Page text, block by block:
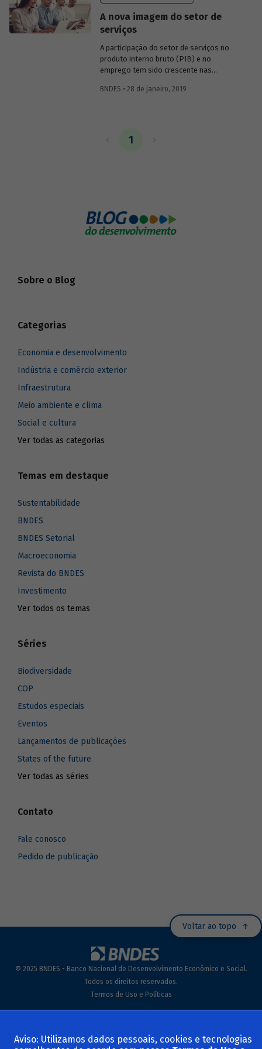
constante pelo menor custo operacional.
A nova imagem do setor de
serviços
A participação do setor de serviços no
produto interno bruto (PIB) e no
emprego tem sido crescente nas
desenvolvimento. No Brasil, a
mapeamento da literatura gerada nas
BNDES • 28 de janeiro, 2019
1
Sobre o Blog
Categorias
Economia e desenvolvimento
Indústria e comércio exterior
Infraestrutura
Meio ambiente e clima
Social e cultura
Ver todas as categorias
Temas em destaque
Sustentabilidade
BNDES
BNDES Setorial
Macroeconomia
Revista do BNDES
Investimento
Ver todos os temas
Séries
Biodiversidade
COP
Estudos especiais
Eventos
Lançamentos de publicações
States of the future
Ver todas as séries
Contato
Fale conosco
Pedido de publicação
Voltar ao topo
© 2025 BNDES - Banco Nacional de Desenvolvimento Econômico e Social.
Todos os direitos reservados.
Termos de Uso e Políticas
Aviso: Utilizamos dados pessoais, cookies e tecnologias